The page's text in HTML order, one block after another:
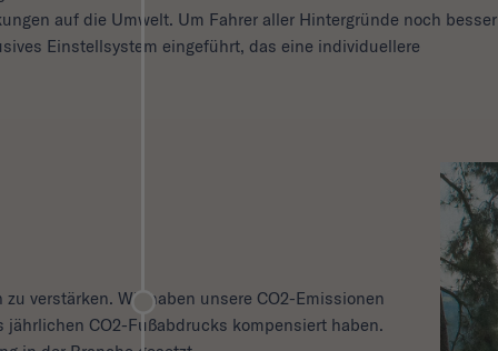
auf die Umwelt. Um Fahrer aller Hintergründe noch besser
Einstellsystem eingeführt, das eine individuellere
verstärken. Wir haben unsere CO2-Emissionen
jährlichen CO2-Fußabdrucks kompensiert haben.